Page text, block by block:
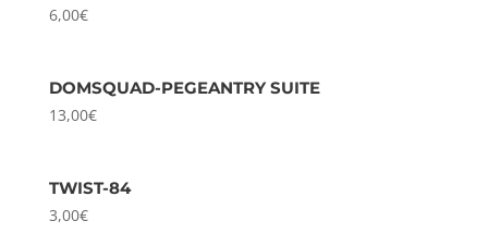
6,00€
DOMSQUAD-PEGEANTRY SUITE
13,00€
TWIST-84
3,00€